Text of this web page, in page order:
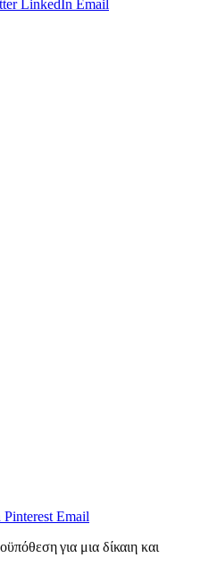
LinkedIn Email
Pinterest Email
για μια δίκαιη και